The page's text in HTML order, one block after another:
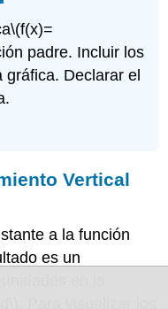
\(f(x)=
padre. Incluir los
gráfica. Declarar el
Vertical
a la función
es un